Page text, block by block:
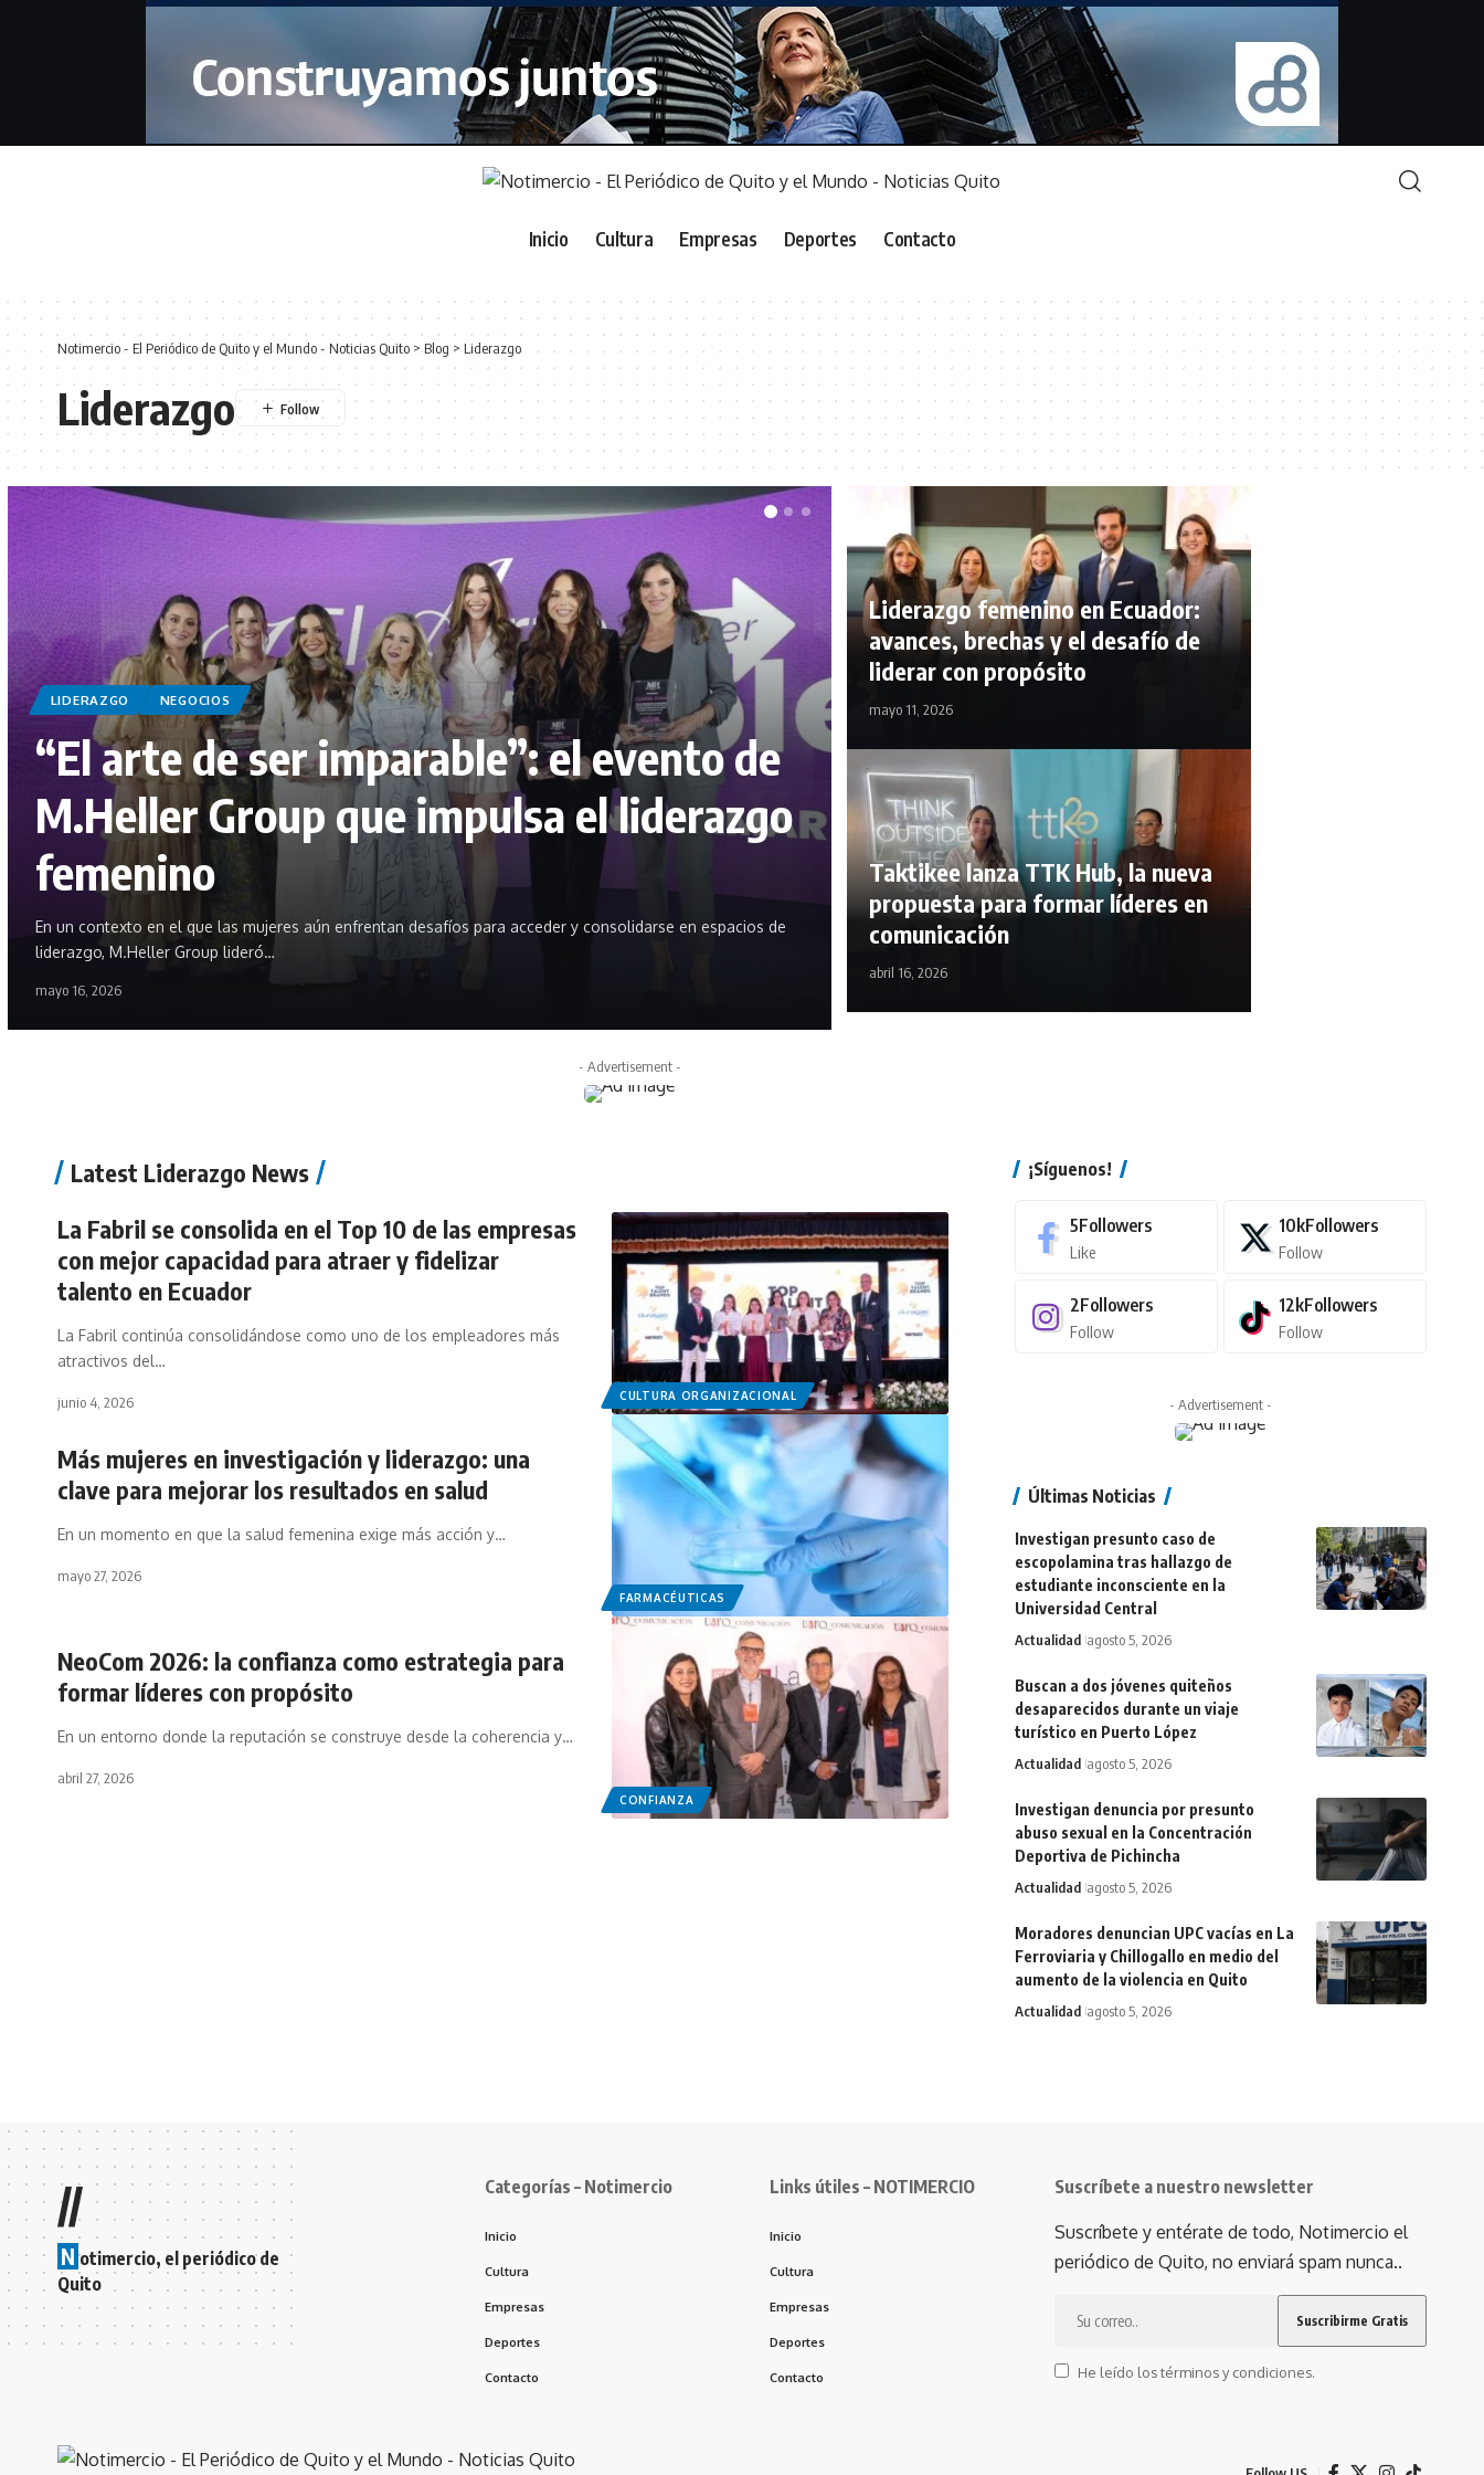
Inicio Cultura Empresas Deportes Contacto
Notimercio - El Periódico de Quito y el Mundo - Noticias Quito >Blog > Liderazgo
Liderazgo
LIDERAZGO NEGOCIOS
“El arte de ser imparable”: el evento de
M.Heller Group que impulsa el liderazgo
femenino
En un contexto en el que las mujeres aún enfrentan desafíos para acceder y consolidarse en espacios de
liderazgo, M.Heller Group lideró…
mayo 16, 2026
Liderazgo femenino en Ecuador:
avances, brechas y el desafío de
liderar con propósito
mayo 11, 2026
Taktikee lanza TTK Hub, la nueva
propuesta para formar líderes en
comunicación
abril 16, 2026
- Advertisement -
Latest Liderazgo News
CULTURA ORGANIZACIONAL
La Fabril se consolida en el Top 10 de las empresas
con mejor capacidad para atraer y fidelizar
talento en Ecuador
La Fabril continúa consolidándose como uno de los empleadores más
atractivos del…
junio 4, 2026
FARMACÉUTICAS
Más mujeres en investigación y liderazgo: una
clave para mejorar los resultados en salud
En un momento en que la salud femenina exige más acción y…
mayo 27, 2026
CONFIANZA
NeoCom 2026: la confianza como estrategia para
formar líderes con propósito
En un entorno donde la reputación se construye desde la coherencia y…
abril 27, 2026
¡Síguenos!
5Followers
Like
10kFollowers
Follow
2Followers
Follow
12kFollowers
Follow
- Advertisement -
Últimas Noticias
Investigan presunto caso de
escopolamina tras hallazgo de
estudiante inconsciente en la
Universidad Central
Actualidad agosto 5, 2026
Buscan a dos jóvenes quiteños
desaparecidos durante un viaje
turístico en Puerto López
Actualidad agosto 5, 2026
Investigan denuncia por presunto
abuso sexual en la Concentración
Deportiva de Pichincha
Actualidad agosto 5, 2026
Moradores denuncian UPC vacías en La
Ferroviaria y Chillogallo en medio del
aumento de la violencia en Quito
Actualidad agosto 5, 2026
//
N otimercio, el periódico de
Quito
Categorías – Notimercio
Inicio
Cultura
Empresas
Deportes
Contacto
Links útiles – NOTIMERCIO
Inicio
Cultura
Empresas
Deportes
Contacto
Suscríbete a nuestro newsletter
Suscríbete y entérate de todo, Notimercio el
periódico de Quito, no enviará spam nunca..
He leído los términos y condiciones.